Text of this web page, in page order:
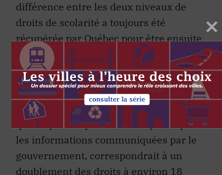
droits de scolarité a toujours été
récupérée par Québec pour être ensuite
redistribuée.
Le gouvernement Legault a décidé
d’augmenter les droits de scolarité pour
les étudiants hors Québec d’un montant
qui n’a pas été précisé mais qui, d’après
les informations communiquées par le
gouvernement, correspondrait à un
doublement des droits à environ 18